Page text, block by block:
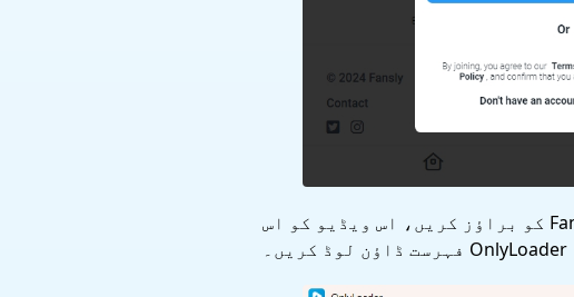
جس ویڈیو کو آپ ڈاؤن لوڈ اور چلانا چاہتے ہیں اسے تلاش کرنے کے لیے Fansly کو براؤز کریں، اس ویڈیو کو اس